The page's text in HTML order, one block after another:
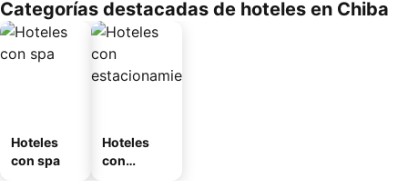
Categorías destacadas de hoteles en Chiba
Hoteles
con spa
Hoteles
con